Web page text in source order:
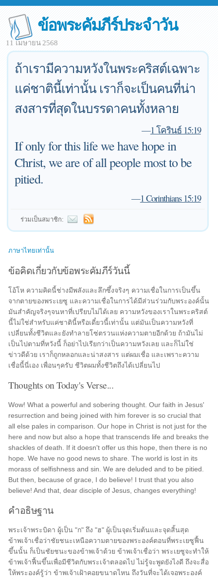
ข้อพระคัมภีร์ประจำวัน
11 เมษายน 2568
ถ้าเรามีความหวังในพระคริสต์เฉพาะ
แค่ชาตินี้เท่านั้น เราก็จะเป็นคนที่น่า
สงสารที่สุดในบรรดาคนทั้งหลาย
—1 โครินธ์ 15:19
If only for this life we have hope in
Christ, we are of all people most to be
pitied.
—1 Corinthians 15:19
ร่วมเป็นสมาชิก:
ภาษาไทยเท่านั้น
ข้อคิดเกี่ยวกับข้อพระคัมภีร์วันนี้
โอ้โห ความคิดนี้ช่างมีพลังและลึกซึ้งจริงๆ ความเชื่อในการเป็นขึ้น
จากตายของพระเยซู และความเชื่อในการได้มีส่วนร่วมกับพระองค์นั้น
มันสำคัญจริงๆจนหาที่เปรียบไม่ได้เลย ความหวังของเราในพระคริสต์
นี้ไม่ใช่สำหรับแค่ชาตินี้หรือเดี๋ยวนี้เท่านั้น แต่มันเป็นความหวังที่
เปลี่ยนทั้งชีวิตและยังทำลายโซ่ตรวนแห่งความตายอีกด้วย ถ้ามันไม่
เป็นไปตามที่หวังนี้ ก็อย่าไปเรียกว่าเป็นความหวังเลย และก็ไม่ใช่
ข่าวดีด้วย เราก็ถูกหลอกและน่าสงสาร แต่ผมเชื่อ และเพราะความ
เชื่อนี้นี่เอง เพื่อนๆครับ ชีวิตผมทั้งชีวิตถึงได้เปลี่ยนไป
Thoughts on Today's Verse...
Wow! What a powerful and sobering thought. Our faith in Jesus'
resurrection and being joined with him forever is so crucial that
all else pales in comparison. Our hope in Christ is not just for the
here and now but also a hope that transcends life and breaks the
shackles of death. If it doesn't offer us this hope, then there is no
hope. We have no good news to share. The world is lost in its
morass of selfishness and sin. We are deluded and to be pitied.
But then, because of grace, I do believe! I trust that you also
believe! And that, dear disciple of Jesus, changes everything!
คำอธิษฐาน
พระเจ้าพระบิดา ผู้เป็น "ก" ถึง "ฮ" ผู้เป็นจุดเริ่มต้นและจุดสิ้นสุด
ข้าพเจ้าเชื่อว่าชัยชนะเหนือความตายของพระองค์ตอนที่พระเยซูฟื้น
ขึ้นนั้น ก็เป็นชัยชนะของข้าพเจ้าด้วย ข้าพเจ้าเชื่อว่า พระเยซูจะทำให้
ข้าพเจ้าฟื้นขึ้นเพื่อมีชีวิตกับพระเจ้าตลอดไป ไม่รู้จะพูดยังไงดี ถึงจะสื่อ
ให้พระองค์รู้ว่า ข้าพเจ้าเฝ้าคอยขนาดไหน ถึงวันที่จะได้เจอพระองค์